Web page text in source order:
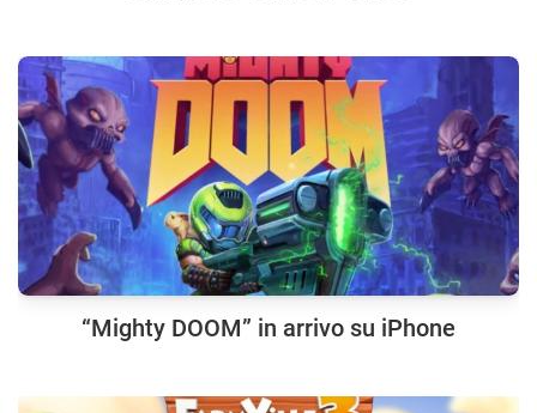
“Mighty DOOM” in arrivo su iPhone